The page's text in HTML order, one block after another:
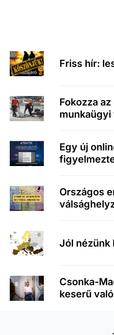
Friss hír:
Fokozza
Egy új
Országos
Jól nézünk
Csonka-
keserű